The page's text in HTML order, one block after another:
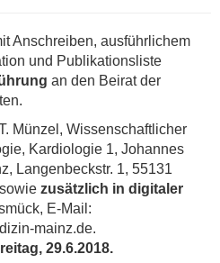
Anschreiben, ausführlichem
und Publikationsliste
an den Beirat der
Münzel, Wissenschaftlicher
Kardiologie 1, Johannes
Langenbeckstr. 1, 55131
zusätzlich in digitaler
E-Mail:
mainz.de.
29.6.2018.